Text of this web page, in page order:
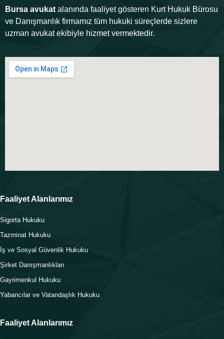
Bursa avukat alanında faaliyet gösteren Kurt Hukuk Bürosu
ve Danışmanlık firmamız tüm hukuki süreçlerde sizlere
uzman avukat ekibiyle hizmet vermektedir.
Faaliyet Alanlarımız
Sigorta Hukuku
Tazminat Hukuku
İş ve Sosyal Güvenlik Hukuku
Şirket Danışmanlıkları
Gayrimenkul Hukuku
Yabancılar ve Vatandaşlık Hukuku
Faaliyet Alanlarımız